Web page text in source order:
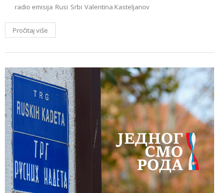
radio emisija Rusi Srbi Valentina Kasteljanov
Pročitaj više